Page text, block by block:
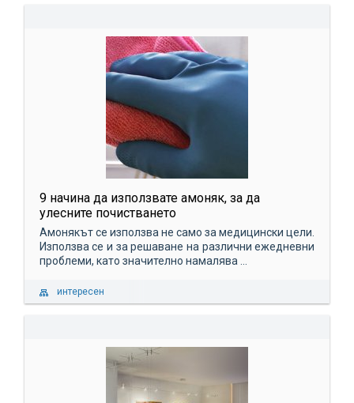
9 начина да използвате амоняк, за да
улесните почистването
Амонякът се използва не само за медицински цели.
Използва се и за решаване на различни ежедневни
проблеми, като значително намалява ...
интересен